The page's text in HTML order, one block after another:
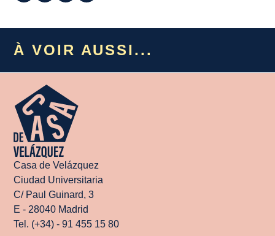
À VOIR AUSSI...
Casa de Velázquez
Ciudad Universitaria
C/ Paul Guinard, 3
E - 28040 Madrid
Tel. (+34) - 91 455 15 80